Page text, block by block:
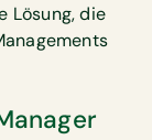
Lösung, die